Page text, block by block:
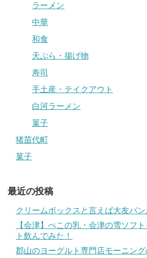
ラーメン
中華
和食
天ぷら・揚げ物
寿司
手土産・テイクアウト
白河ラーメン
菓子
猪苗代町
菓子
最近の投稿
クリームボックスと言えば大友パン
【会津】べこの乳・会津の雪ソフ
ト飲んでみた！
郡山のヨーグルト専門店モーニング